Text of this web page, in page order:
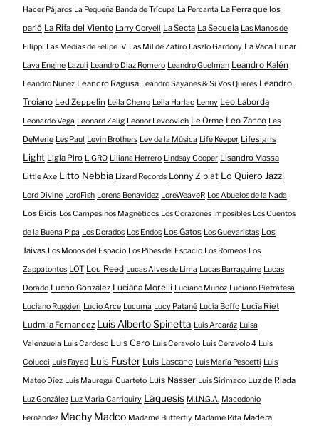
Hacer Pájaros La Pequeña Banda de Trícupa La Percanta La Perra que los
parió La Rifa del Viento Larry Coryell La Secta La Secuela Las Manos de
Filippi Las Medias de Felipe IV Las Mil de Zafiro Laszlo Gardony La Vaca Lunar
Lava Engine Lazuli Leandro Diaz Romero Leandro Guelman Leandro Kalén
Leandro Nuñez Leandro Ragusa Leandro Sayanes & Si Vos Querés Leandro
Troiano Led Zeppelin Leila Cherro Leila Harlac Lenny Leo Laborda
Leonardo Vega Leonard Zelig Leonor Levcovich Le Orme Leo Zanco Les
DeMerle Les Paul Levin Brothers Ley de la Música Life Keeper Lifesigns
Light Ligia Piro LIGRO Liliana Herrero Lindsay Cooper Lisandro Massa
Little Axe Litto Nebbia Lizard Records Lonny Ziblat Lo Quiero Jazz!
Lord Divine LordFish Lorena Benavidez LoreWeaveR Los Abuelos de la Nada
Los Bicis Los Campesinos Magnéticos Los Corazones Imposibles Los Cuentos
de la Buena Pipa Los Dorados Los Endos Los Gatos Los Guevaristas Los
Jaivas Los Monos del Espacio Los Pibes del Espacio Los Romeos Los
Zappatontos LOT Lou Reed Lucas Alves de Lima Lucas Barraguirre Lucas
Dorado Lucho González Luciana Morelli Luciano Muñoz Luciano Pietrafesa
Luciano Ruggieri Lucio Arce Lucuma Lucy Patané Lucía Boffo Lucía Riet
Ludmila Fernandez Luis Alberto Spinetta Luis Arcaráz Luisa
Valenzuela Luis Cardoso Luis Caro Luis Ceravolo Luis Ceravolo 4 Luis
Colucci Luis Fayad Luis Fuster Luis Lascano Luis María Pescetti Luis
Mateo Díez Luis Mauregui Cuarteto Luis Nasser Luis Sirimaco Luz de Riada
Luz González Luz Maria Carriquiry Láquesis M.I.N.G.A. Macedonio
Fernández Machy Madco Madame Butterfly Madame Rita Madera